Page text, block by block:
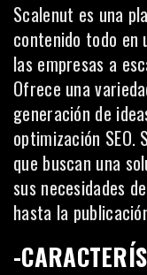
Scalenut es una
contenido todo en
las empresas a
Ofrece una
generación de
optimización SEO.
que buscan una
sus necesidades
hasta la
-